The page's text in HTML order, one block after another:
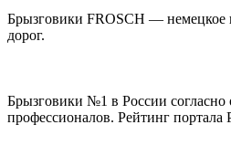
Брызговики FROSCH — немецкое
дорог.
Брызговики №1 в России согласно
профессионалов. Рейтинг портала